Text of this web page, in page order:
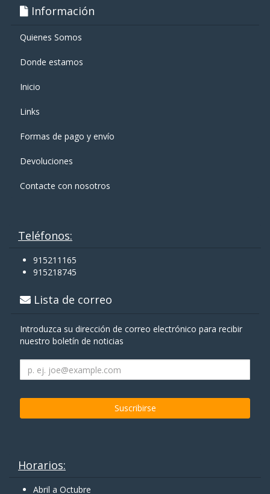
Información
Quienes Somos
Donde estamos
Inicio
Links
Formas de pago y enví­o
Devoluciones
Contacte con nosotros
Teléfonos:
915211165
915218745
Lista de correo
Introduzca su dirección de correo electrónico para recibir
nuestro boletín de noticias
Horarios:
Abril a Octubre